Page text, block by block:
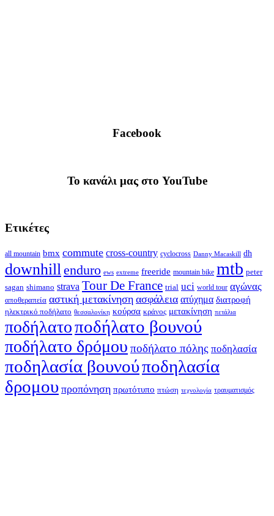
Facebook
To κανάλι μας στο YouTube
Ετικέτες
all mountain bmx commute cross-country cyclocross Danny Macaskill dh
downhillenduro ews extreme freeride mountain bike mtb peter
sagan shimano strava Tour De France trial uci world tour αγώνας
αποθεραπεία αστική μετακίνηση ασφάλεια ατύχημα διατροφή
ηλεκτρικό ποδήλατο θεσσαλονίκη κούρσα κράνος μετακίνηση πετάλια
ποδήλατοποδήλατο βουνού
ποδήλατο δρόμου ποδήλατο πόλης ποδηλασία
ποδηλασία βουνούποδηλασία
δρομου προπόνηση πρωτότυπο πτώση τεχνολογία τραυματισμός